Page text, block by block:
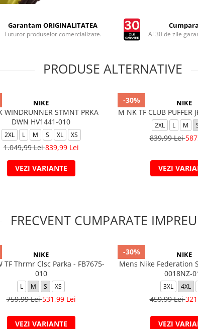
Garantam ORIGINALITATEA
Tuturor produselor comercializate. Ai 30 de zile
PRODUSE ALTERNATIVE
NIKE
WINDRUNNER STMNT PRKA
DWN HV1441-010
2XL L M S XL XS
1.049,99 Lei839,99 Lei
VEZI VARIANTE
-30% NIKE
M NK TF CLUB PUFFER
2XL L M
839,99 Lei
VEZI
FRECVENT CUMPARATE
NIKE
TF Thrmr Clsc Parka - FB7675-
010
L M S XS
759,99 Lei531,99 Lei
VEZI VARIANTE
-30% NIKE
Mens Nike Federation
0018NZ-
3XL 4XL
459,99 Lei
VEZI